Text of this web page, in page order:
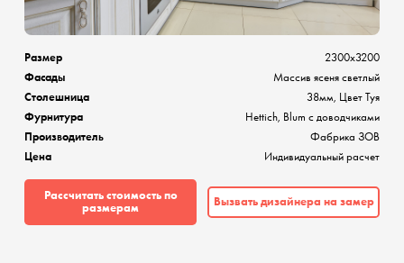
Размер
2300х3200
Фасады
Массив ясеня светлый
Столешница
38мм, Цвет Туя
Фурнитура
Hettich, Blum с доводчиками
Производитель
Фабрика ЗОВ
Цена
Индивидуальный расчет
Рассчитать стоимость по
размерам
Вызвать дизайнера на замер